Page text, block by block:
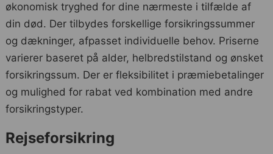
økonomisk tryghed for dine nærmeste i tilfælde af
din død. Der tilbydes forskellige forsikringssummer
og dækninger, afpasset individuelle behov. Priserne
varierer baseret på alder, helbredstilstand og ønsket
forsikringssum. Der er fleksibilitet i præmiebetalinger
og mulighed for rabat ved kombination med andre
forsikringstyper.
Rejseforsikring